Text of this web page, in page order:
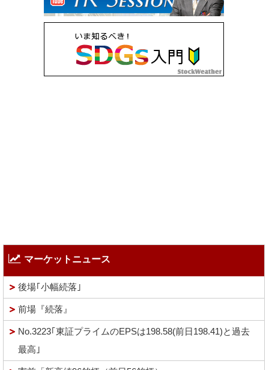
マーケットニュース
後場｢小幅続落｣
前場『続落』
No.3223｢東証プライムのEPSは198.58(前日198.41)と過去
最高｣